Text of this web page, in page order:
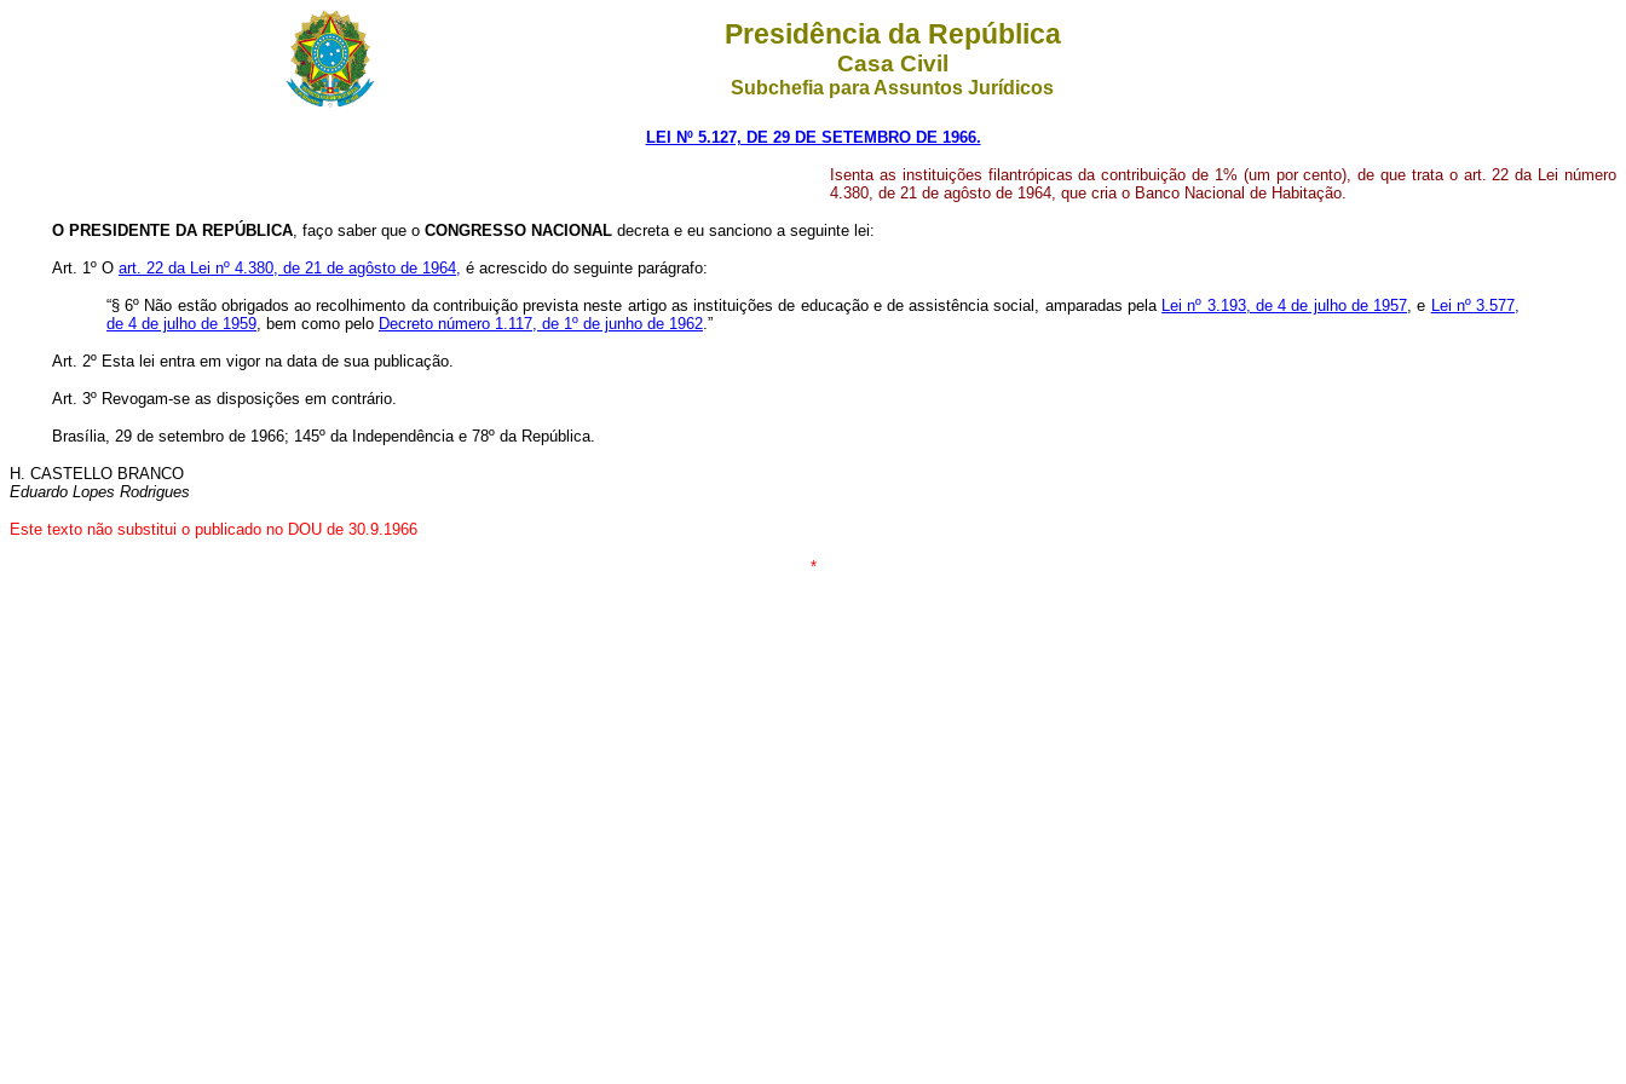
Presidência da República
Casa Civil
Subchefia para Assuntos Jurídicos
LEI Nº 5.127, DE 29 DE SETEMBRO DE 1966.
Isenta as instituições filantrópicas da contribuição de 1% (um por cento), de que trata o art. 22 da Lei número
4.380, de 21 de agôsto de 1964, que cria o Banco Nacional de Habitação.
O PRESIDENTE DA REPÚBLICA, faço saber que o CONGRESSO NACIONAL decreta e eu sanciono a seguinte lei:
Art. 1º O art. 22 da Lei nº 4.380, de 21 de agôsto de 1964, é acrescido do seguinte parágrafo:
“§ 6º Não estão obrigados ao recolhimento da contribuição prevista neste artigo as instituições de educação e de assistência social, amparadas pela Lei nº 3.193, de 4 de julho de 1957, e Lei nº 3.577,
de 4 de julho de 1959, bem como pelo Decreto número 1.117, de 1º de junho de 1962.”
Art. 2º Esta lei entra em vigor na data de sua publicação.
Art. 3º Revogam-se as disposições em contrário.
Brasília, 29 de setembro de 1966; 145º da Independência e 78º da República.
H. CASTELLO BRANCO
Eduardo Lopes Rodrigues
Este texto não substitui o publicado no DOU de 30.9.1966
*